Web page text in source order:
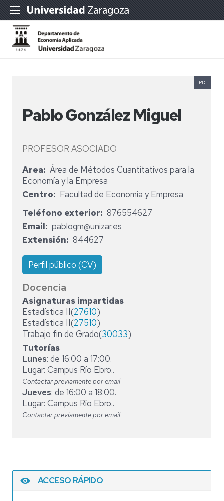
Pablo González Miguel
PROFESOR ASOCIADO
PDI
Area
Área de Métodos Cuantitativos para la
Economía y la Empresa
Centro
Facultad de Economía y Empresa
Teléfono exterior
876554627
Email
pablogm@unizar.es
Extensión
844627
Perfil público (CV)
Docencia
Asignaturas impartidas
Estadística II(27610)
Estadística II(27510)
Trabajo fin de Grado(30033)
Tutorías
Lunes: de 16:00 a 17:00.
Lugar: Campus Río Ebro..
Contactar previamente por email
Jueves: de 16:00 a 18:00.
Lugar: Campus Río Ebro..
Contactar previamente por email
ACCESO RÁPIDO